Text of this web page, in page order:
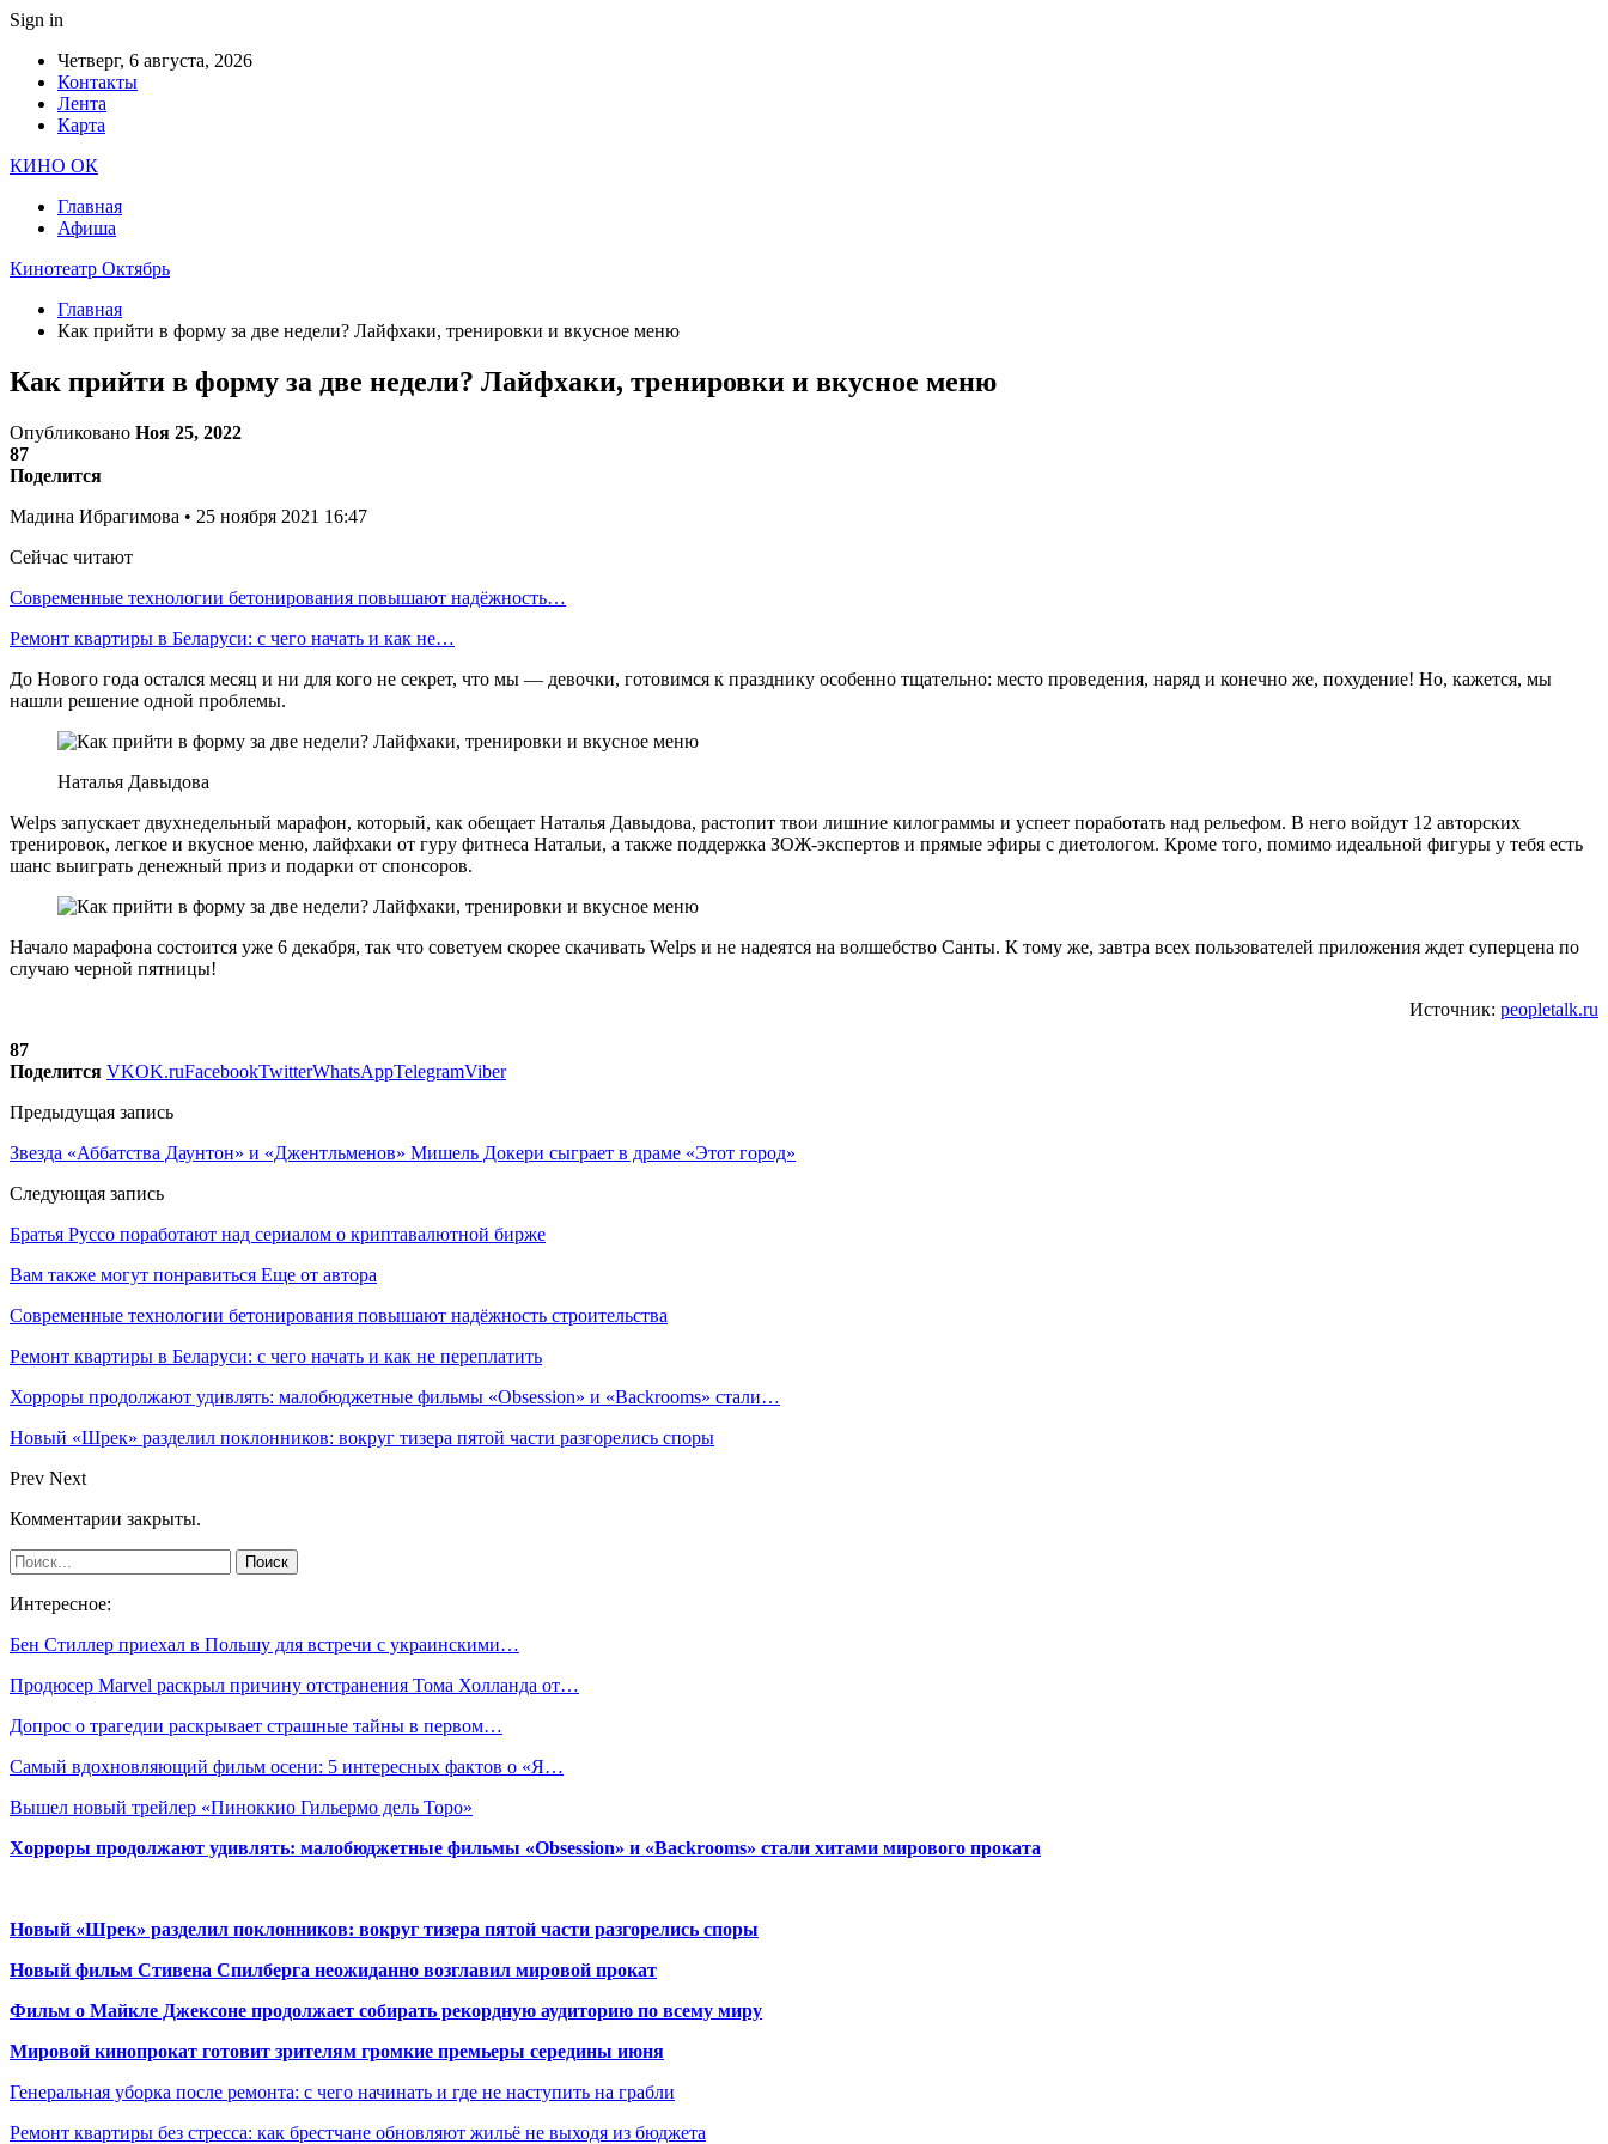
Sign in
Четверг, 6 августа, 2026
Контакты
Лента
Карта
КИНО ОК
Главная
Афиша
Кинотеатр Октябрь
Главная
Как прийти в форму за две недели? Лайфхаки, тренировки и вкусное меню
Как прийти в форму за две недели? Лайфхаки, тренировки и вкусное меню
Опубликовано Ноя 25, 2022
87
Поделится
Мадина Ибрагимова • 25 ноября 2021 16:47
Сейчас читают
Современные технологии бетонирования повышают надёжность…
Ремонт квартиры в Беларуси: с чего начать и как не…
До Нового года остался месяц и ни для кого не секрет, что мы — девочки, готовимся к празднику особенно тщательно: место проведения, наряд и конечно же, похудение! Но, кажется, мы
нашли решение одной проблемы.
Наталья Давыдова
Welps запускает двухнедельный марафон, который, как обещает Наталья Давыдова, растопит твои лишние килограммы и успеет поработать над рельефом. В него войдут 12 авторских
тренировок, легкое и вкусное меню, лайфхаки от гуру фитнеса Натальи, а также поддержка ЗОЖ-экспертов и прямые эфиры с диетологом. Кроме того, помимо идеальной фигуры у тебя есть
шанс выиграть денежный приз и подарки от спонсоров.
Начало марафона состоится уже 6 декабря, так что советуем скорее скачивать Welps и не надеятся на волшебство Санты. К тому же, завтра всех пользователей приложения ждет суперцена по
случаю черной пятницы!
Источник: peopletalk.ru
87
Поделится VKOK.ruFacebookTwitterWhatsAppTelegramViber
Предыдущая запись
Звезда «Аббатства Даунтон» и «Джентльменов» Мишель Докери сыграет в драме «Этот город»
Следующая запись
Братья Руссо поработают над сериалом о криптавалютной бирже
Вам также могут понравиться Еще от автора
Современные технологии бетонирования повышают надёжность строительства
Ремонт квартиры в Беларуси: с чего начать и как не переплатить
Хорроры продолжают удивлять: малобюджетные фильмы «Obsession» и «Backrooms» стали…
Новый «Шрек» разделил поклонников: вокруг тизера пятой части разгорелись споры
Prev Next
Комментарии закрыты.
Интересное:
Бен Стиллер приехал в Польшу для встречи с украинскими…
Продюсер Marvel раскрыл причину отстранения Тома Холланда от…
Допрос о трагедии раскрывает страшные тайны в первом…
Самый вдохновляющий фильм осени: 5 интересных фактов о «Я…
Вышел новый трейлер «Пиноккио Гильермо дель Торо»
Хорроры продолжают удивлять: малобюджетные фильмы «Obsession» и «Backrooms» стали хитами мирового проката
Новый «Шрек» разделил поклонников: вокруг тизера пятой части разгорелись споры
Новый фильм Стивена Спилберга неожиданно возглавил мировой прокат
Фильм о Майкле Джексоне продолжает собирать рекордную аудиторию по всему миру
Мировой кинопрокат готовит зрителям громкие премьеры середины июня
Генеральная уборка после ремонта: с чего начинать и где не наступить на грабли
Ремонт квартиры без стресса: как брестчане обновляют жильё не выходя из бюджета